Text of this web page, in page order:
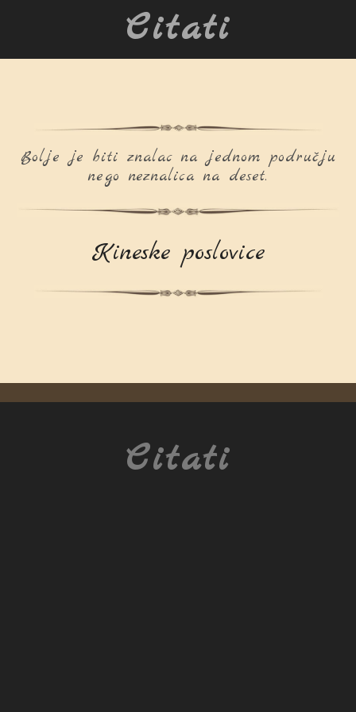
Citati
Bolje je biti znalac na jednom području
nego neznalica na deset.
Kineske poslovice
Citati